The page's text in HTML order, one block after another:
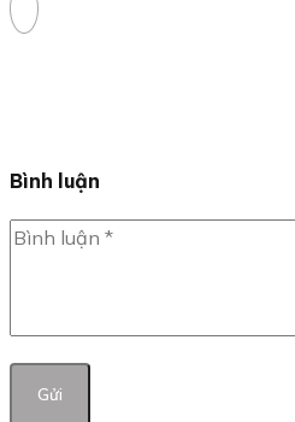
Bình luận